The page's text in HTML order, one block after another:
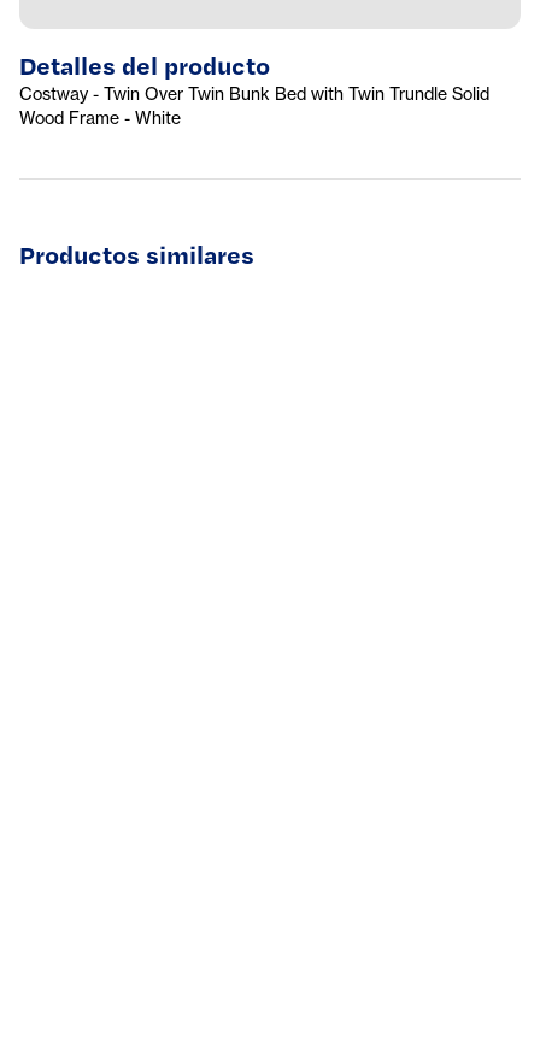
Detalles del producto
Costway - Twin Over Twin Bunk Bed with Twin Trundle Solid
Wood Frame - White
Productos similares